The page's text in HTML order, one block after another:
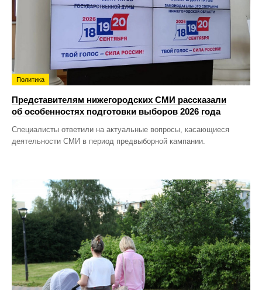
Политика
Представителям нижегородских СМИ рассказали
об особенностях подготовки выборов 2026 года
Специалисты ответили на актуальные вопросы, касающиеся
деятельности СМИ в период предвыборной кампании.